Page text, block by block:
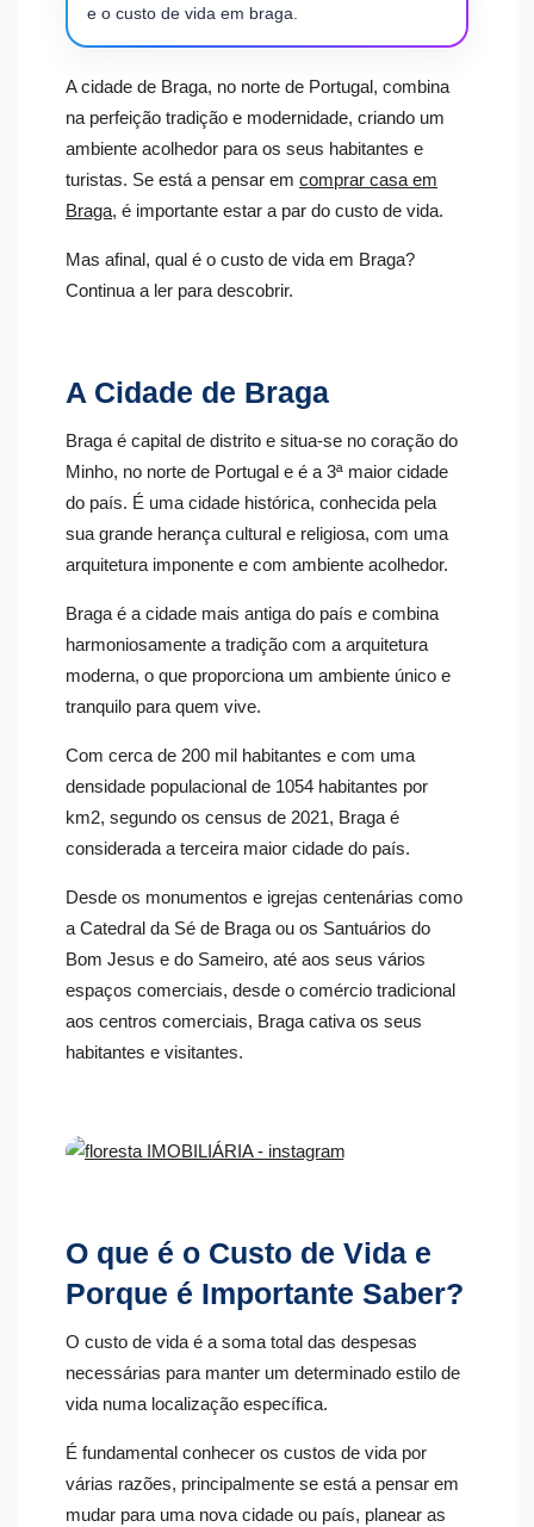
e o custo de vida em braga.
A cidade de Braga, no norte de Portugal, combina
na perfeição tradição e modernidade, criando um
ambiente acolhedor para os seus habitantes e
turistas. Se está a pensar em comprar casa em
Braga, é importante estar a par do custo de vida.
Mas afinal, qual é o custo de vida em Braga?
Continua a ler para descobrir.
A Cidade de Braga
Braga é capital de distrito e situa-se no coração do
Minho, no norte de Portugal e é a 3ª maior cidade
do país. É uma cidade histórica, conhecida pela
sua grande herança cultural e religiosa, com uma
arquitetura imponente e com ambiente acolhedor.
Braga é a cidade mais antiga do país e combina
harmoniosamente a tradição com a arquitetura
moderna, o que proporciona um ambiente único e
tranquilo para quem vive.
Com cerca de 200 mil habitantes e com uma
densidade populacional de 1054 habitantes por
km2, segundo os census de 2021, Braga é
considerada a terceira maior cidade do país.
Desde os monumentos e igrejas centenárias como
a Catedral da Sé de Braga ou os Santuários do
Bom Jesus e do Sameiro, até aos seus vários
espaços comerciais, desde o comércio tradicional
aos centros comerciais, Braga cativa os seus
habitantes e visitantes.
O que é o Custo de Vida e
Porque é Importante Saber?
O custo de vida é a soma total das despesas
necessárias para manter um determinado estilo de
vida numa localização específica.
É fundamental conhecer os custos de vida por
várias razões, principalmente se está a pensar em
mudar para uma nova cidade ou país, planear as